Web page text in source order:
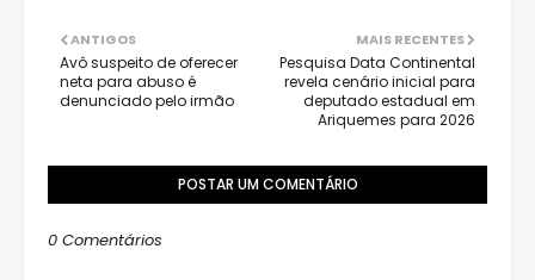
MAIS RECENTES
Pesquisa Data Continental
revela cenário inicial para
deputado estadual em
Ariquemes para 2026
ANTIGOS
Avô suspeito de oferecer
neta para abuso é
denunciado pelo irmão
POSTAR UM COMENTÁRIO
0 Comentários